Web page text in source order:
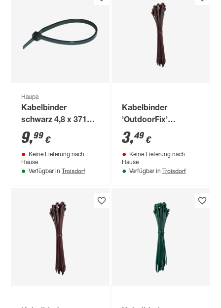
Haupa
Kabelbinder
schwarz 4,8 x 371
mm 100 Stück
9,99 €
Keine Lieferung nach
Hause
Verfügbar in Troisdorf
Kabelbinder
'OutdoorFix'
weidenholz dunkel
150 x 3,6 mm 50
Stück
3,49 €
Keine Lieferung nach
Hause
Verfügbar in Troisdorf